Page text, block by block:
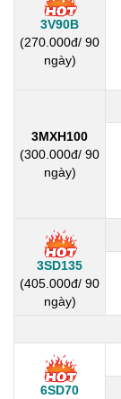
3V90B
(270.000đ/ 90
ngày)
3MXH100
(300.000đ/ 90
ngày)
3SD135
(405.000đ/ 90
ngày)
6SD70